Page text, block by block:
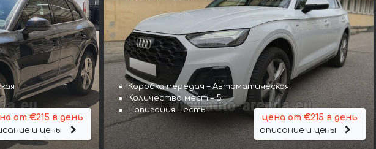
от €215 в день
и цены
Коробка передач – Автоматическая
Количество мест – 5
Навигация – есть
цена от €215 в день
описание и цены